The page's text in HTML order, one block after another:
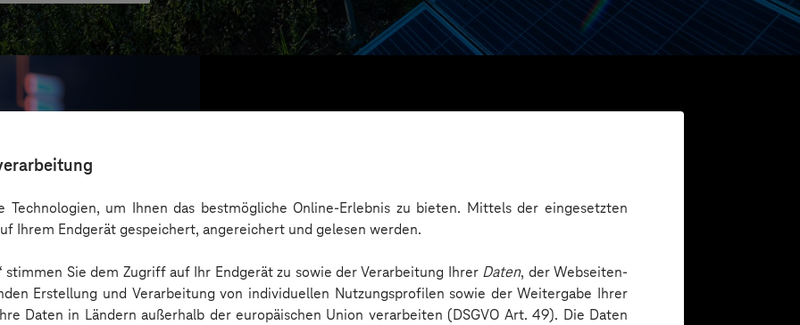
Technologien, um Ihnen das bestmögliche Online-Erlebnis zu bieten. Mittels der eingesetzten
Ihrem Endgerät gespeichert, angereichert und gelesen werden.
Sie dem Zugriff auf Ihr Endgerät zu sowie der Verarbeitung Ihrer Daten, der Webseiten-
Erstellung und Verarbeitung von individuellen Nutzungsprofilen sowie der Weitergabe Ihrer
Daten in Ländern außerhalb der europäischen Union verarbeiten (DSGVO Art. 49). Die Daten